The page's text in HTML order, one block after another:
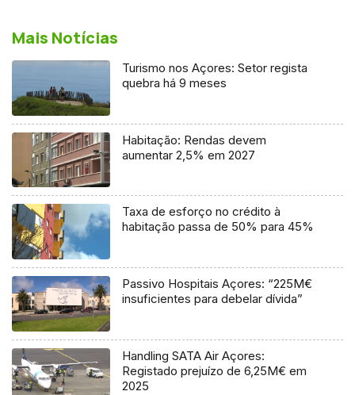
Mais Notícias
Turismo nos Açores: Setor regista
quebra há 9 meses
Habitação: Rendas devem
aumentar 2,5% em 2027
Taxa de esforço no crédito à
habitação passa de 50% para 45%
Passivo Hospitais Açores: “225M€
insuficientes para debelar dívida”
Handling SATA Air Açores:
Registado prejuízo de 6,25M€ em
2025